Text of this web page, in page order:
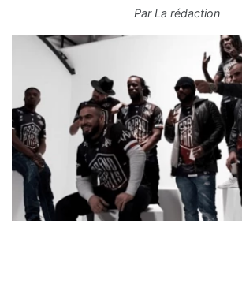
ParLa rédaction